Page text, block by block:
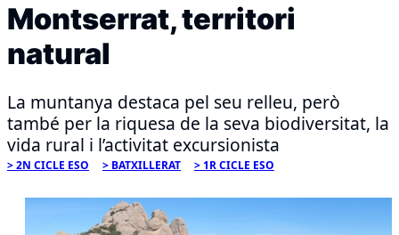
Montserrat, territori
natural
La muntanya destaca pel seu relleu, però
també per la riquesa de la seva biodiversitat, la
vida rural i l’activitat excursionista
2N CICLE ESO BATXILLERAT 1R CICLE ESO